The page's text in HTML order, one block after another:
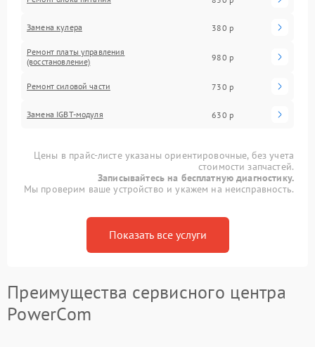
Замена кулера 380 р
Ремонт платы управления
(восстановление)
980 р
Ремонт силовой части 730 р
Замена IGBT-модуля 630 р
Цены в прайс-листе указаны ориентировочные, без учета
стоимости запчастей.
Записывайтесь на бесплатную диагностику.
Мы проверим ваше устройство и укажем на неисправность.
Показать все услуги
Преимущества сервисного центра
PowerCom